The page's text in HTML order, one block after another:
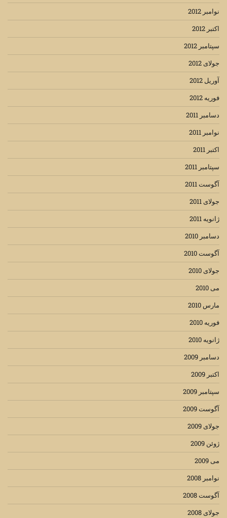
نوامبر 2012
اکتبر 2012
سپتامبر 2012
جولای 2012
آوریل 2012
فوریه 2012
دسامبر 2011
نوامبر 2011
اکتبر 2011
سپتامبر 2011
آگوست 2011
جولای 2011
ژانویه 2011
دسامبر 2010
آگوست 2010
جولای 2010
می 2010
مارس 2010
فوریه 2010
ژانویه 2010
دسامبر 2009
اکتبر 2009
سپتامبر 2009
آگوست 2009
جولای 2009
ژوئن 2009
می 2009
نوامبر 2008
آگوست 2008
جولای 2008